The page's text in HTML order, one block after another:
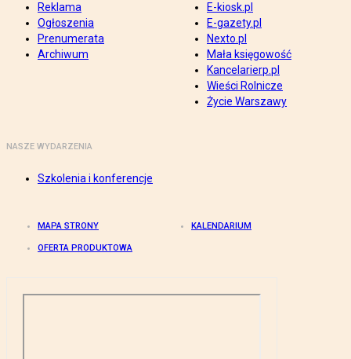
Reklama
Ogłoszenia
Prenumerata
Archiwum
E-kiosk.pl
E-gazety.pl
Nexto.pl
Mała księgowość
Kancelarierp.pl
Wieści Rolnicze
Życie Warszawy
NASZE WYDARZENIA
Szkolenia i konferencje
MAPA STRONY KALENDARIUM
OFERTA PRODUKTOWA